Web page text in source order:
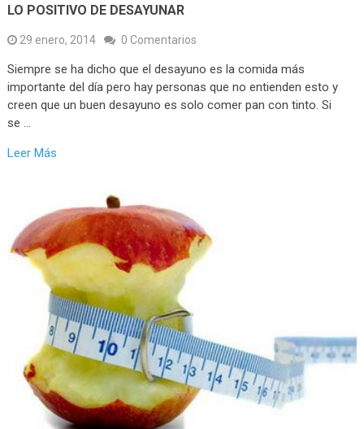
LO POSITIVO DE DESAYUNAR
29 enero, 2014 0 Comentarios
Siempre se ha dicho que el desayuno es la comida más
importante del día pero hay personas que no entienden esto y
creen que un buen desayuno es solo comer pan con tinto. Si
se …
Leer Más